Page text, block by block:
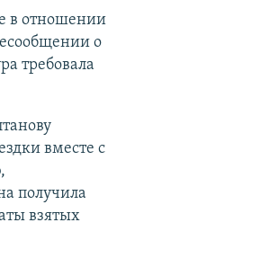
в отношении
о
требовала
вместе с
получила
взятых